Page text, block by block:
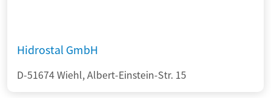
Hidrostal GmbH
D-51674 Wiehl, Albert-Einstein-Str. 15